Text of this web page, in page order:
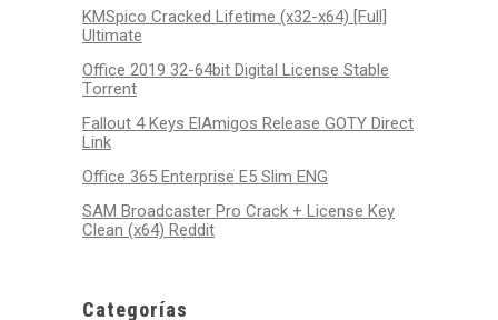
KMSpico Cracked Lifetime (x32-x64) [Full]
Ultimate
Office 2019 32-64bit Digital License Stable
Tоrrеnt
Fallout 4 Keys ElAmigos Release GOTY Direct
Link
Office 365 Enterprise E5 Slim ENG
SAM Broadcaster Pro Crack + License Key
Clean (x64) Reddit
Categorías